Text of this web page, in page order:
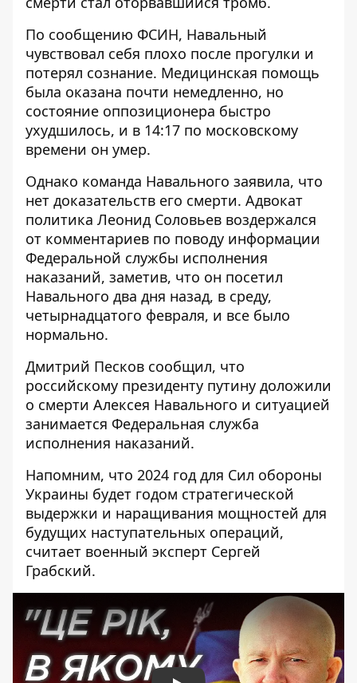
По сообщению ФСИН, Навальный
чувствовал себя плохо после прогулки и
потерял сознание. Медицинская помощь
была оказана почти немедленно, но
состояние оппозиционера быстро
ухудшилось, и в 14:17 по московскому
времени он умер.
Однако команда Навального заявила, что
нет доказательств его смерти. Адвокат
политика Леонид Соловьев воздержался
от комментариев по поводу информации
Федеральной службы исполнения
наказаний, заметив, что он посетил
Навального два дня назад, в среду,
четырнадцатого февраля, и все было
нормально.
Дмитрий Песков сообщил, что
российскому президенту путину доложили
о смерти Алексея Навального и ситуацией
занимается Федеральная служба
исполнения наказаний.
Напомним, что 2024 год для Сил обороны
Украины будет годом стратегической
выдержки и наращивания мощностей для
будущих наступательных операций,
считает военный эксперт Сергей
Грабский.